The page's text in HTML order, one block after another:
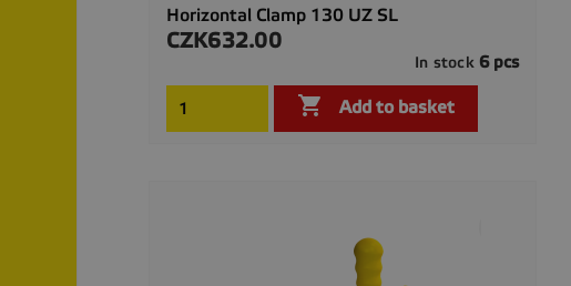
Horizontal Clamp 130 UZ SL
Price
CZK632.00
In stock 6 pcs
 Add to basket
Quick view